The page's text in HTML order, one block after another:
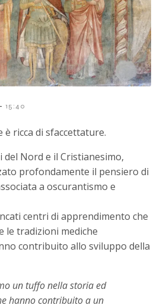
- 15:40
è ricca di sfaccettature.
del Nord e il Cristianesimo,
profondamente il pensiero di
a oscurantismo e
centri di apprendimento che
le tradizioni mediche
contribuito allo sviluppo della
un tuffo nella storia ed
hanno contribuito a un